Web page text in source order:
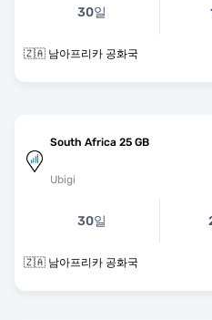
30일
🇿🇦 남아프리카 공화국
South Africa 25 GB
Ubigi
30일
🇿🇦 남아프리카 공화국